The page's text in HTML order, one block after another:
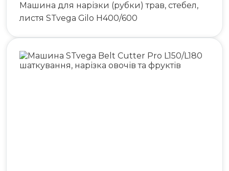
Машина для нарізки (рубки) трав, стебел,
листя STvega Gilo H400/600